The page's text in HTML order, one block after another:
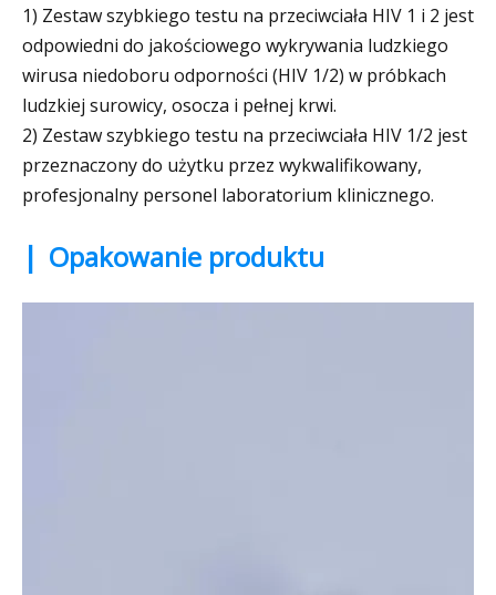
1) Zestaw szybkiego testu na przeciwciała HIV 1 i 2 jest
odpowiedni do jakościowego wykrywania ludzkiego
wirusa niedoboru odporności (HIV 1/2) w próbkach
ludzkiej surowicy, osocza i pełnej krwi.
2) Zestaw szybkiego testu na przeciwciała HIV 1/2 jest
przeznaczony do użytku przez wykwalifikowany,
profesjonalny personel laboratorium klinicznego.
| Opakowanie produktu